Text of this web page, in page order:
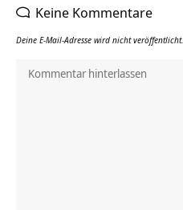
Keine Kommentare
Deine E-Mail-Adresse wird nicht veröffentlicht.